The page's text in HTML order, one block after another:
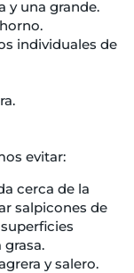
y una grande.
individuales de
evitar:
cerca de la
salpicones de
y salero.